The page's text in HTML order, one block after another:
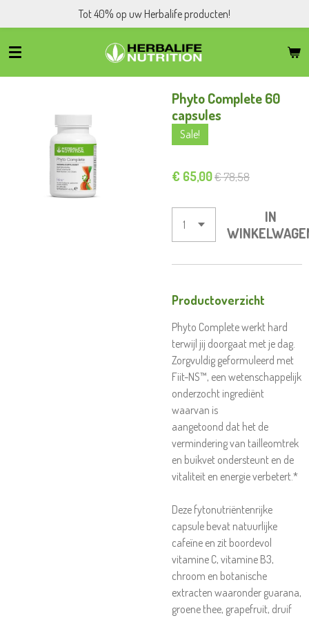
direct
naar
hoofdinhoud
Tot 40% op uw Herbalife producten!
Phyto Complete 60
capsules
Sale!
€ 65,00€ 78,58
IN
Productoverzicht
Phyto Complete werkt hard
terwijl jij doorgaat met je dag.
Zorgvuldig geformuleerd met
Fiit-NS™, een wetenschappelijk
onderzocht ingrediënt
waarvan is
aangetoond dat het de
vermindering van tailleomtrek
en buikvet ondersteunt en de
vitaliteit en energie verbetert.*
Deze fytonutriëntenrijke
capsule bevat natuurlijke
cafeïne en zit boordevol
vitamine C, vitamine B3,
chroom en botanische
extracten waaronder guarana,
groene thee, grapefruit, druif